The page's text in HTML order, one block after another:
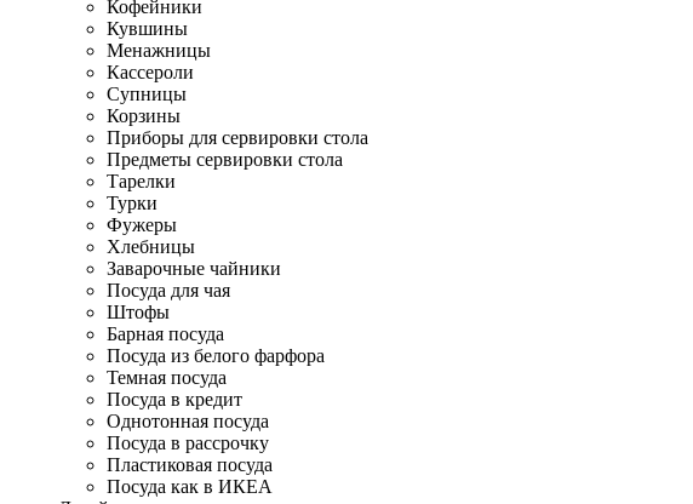
Кофейники
Кувшины
Менажницы
Кассероли
Супницы
Корзины
Приборы для сервировки стола
Предметы сервировки стола
Тарелки
Турки
Фужеры
Хлебницы
Заварочные чайники
Посуда для чая
Штофы
Барная посуда
Посуда из белого фарфора
Темная посуда
Посуда в кредит
Однотонная посуда
Посуда в рассрочку
Пластиковая посуда
Посуда как в ИКЕА